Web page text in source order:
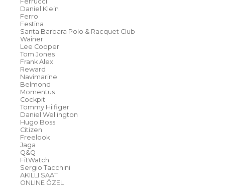
Daniel Klein
Ferro
Festina
Santa Barbara Polo & Racquet Club
Wainer
Lee Cooper
Tom Jones
Frank Alex
Reward
Navimarine
Belmond
Momentus
Cockpit
Tommy Hilfiger
Daniel Wellington
Hugo Boss
Citizen
Freelook
Jaga
Q&Q
FitWatch
Sergio Tacchini
AKILLI SAAT
ONLINE ÖZEL